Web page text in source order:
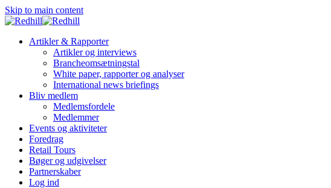
Skip to main content
Artikler & Rapporter
Artikler og interviews
Brancheomsætningstal
White paper, rapporter og analyser
International news briefings
Bliv medlem
Medlemsfordele
Medlemmer
Events og aktiviteter
Foredrag
Retail Tours
Bøger og udgivelser
Partnerskaber
Log ind